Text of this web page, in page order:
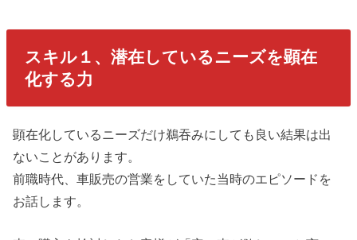
スキル１、潜在しているニーズを顕在
化する力
顕在化しているニーズだけ鵜吞みにしても良い結果は出
ないことがあります。
前職時代、車販売の営業をしていた当時のエピソードを
お話します。